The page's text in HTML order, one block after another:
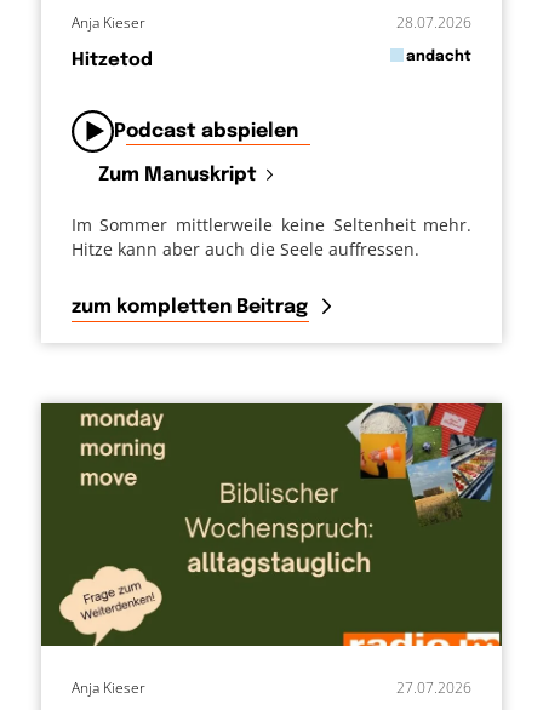
Hitzetod
28.07.2026
inandacht
Anja Kieser
Podcast abspielen
Zum Manuskript
Im Sommer mittlerweile keine Seltenheit mehr.
Hitze kann aber auch die Seele auffressen.
zum kompletten Beitrag
27.07.2026
Anja Kieser